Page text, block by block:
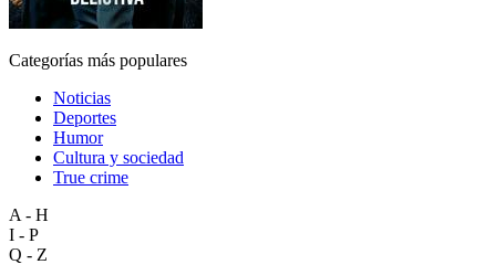
Categorías más populares
Noticias
Deportes
Humor
Cultura y sociedad
True crime
A - H
I - P
Q - Z